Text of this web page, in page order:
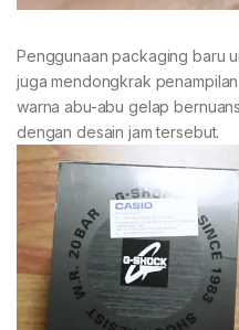
Penggunaan packaging baru
juga mendongkrak
warna abu-abu gelap
dengan desain jam tersebut.